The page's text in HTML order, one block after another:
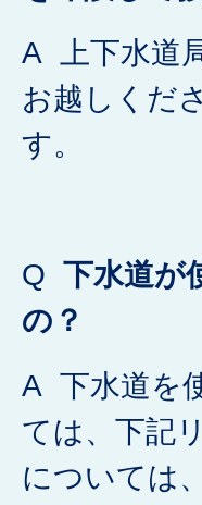
A 上下水道
お越しくだ
す。
Q 下水道が
の？
A 下水道を
ては、下記
については